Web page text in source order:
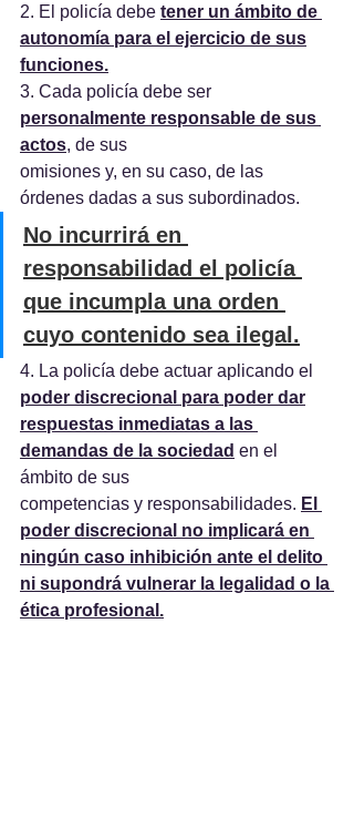
2. El policía debe tener un ámbito de
autonomía para el ejercicio de sus
funciones.
3. Cada policía debe ser
personalmente responsable de sus
actos, de sus
omisiones y, en su caso, de las
órdenes dadas a sus subordinados.
No incurrirá en
responsabilidad el policía
que incumpla una orden
cuyo contenido sea ilegal.
4. La policía debe actuar aplicando el
poder discrecional para poder dar
respuestas inmediatas a las
demandas de la sociedad en el
ámbito de sus
competencias y responsabilidades. El
poder discrecional no implicará en
ningún caso inhibición ante el delito
ni supondrá vulnerar la legalidad o la
ética profesional.